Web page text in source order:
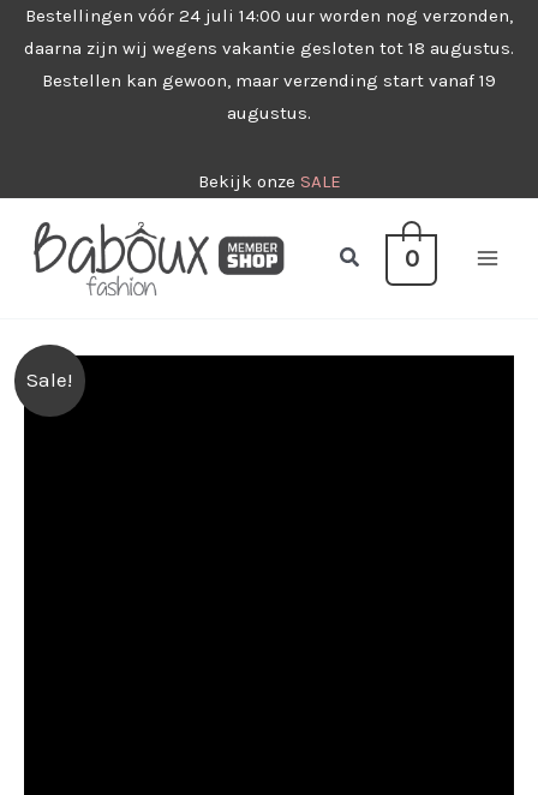
naar
Bestellingen vóór 24 juli 14:00 uur worden nog verzonden,
daarna zijn wij wegens vakantie gesloten tot 18 augustus.
Bestellen kan gewoon, maar verzending start vanaf 19
augustus.
Bekijk onze SALE
Zoeken0
Sale!